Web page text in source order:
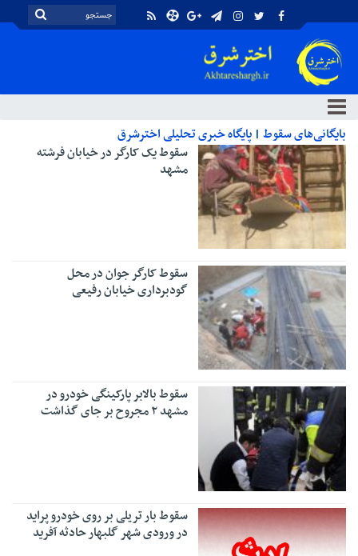
بایگانی‌های سقوط | پایگاه خبری تحلیلی اخترشرق
سقوط یک کارگر در خیابان فرشته
مشهد
سقوط کارگر جوان در محل
گودبرداری خیابان رفیعی
سقوط بالابر پارکینگی خودرو در
مشهد ۲ مجروح بر جای گذاشت
سقوط بار تریلی بر روی خودرو پراید
در ورودی شهر گلبهار حادثه آفرید